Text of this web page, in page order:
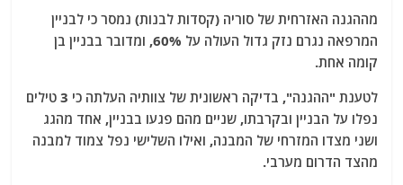
מההגנה האזרחית של סוריה (קסדות לבנות) נמסר כי לבניין
המרפאה נגרם נזק גדול העולה על 60%, ומדובר בבניין בן
קומה אחת.
לטענת "ההגנה", בדיקה ראשונית של צוותיה העלתה כי 3 טילים
נפלו על הבניין ובקרבתו, שניים מהם פגעו בבניין, אחד מהגג
ושני מצדו המזרחי של המבנה, ואילו השלישי נפל צמוד למבנה
מהצד הדרום מערבי.